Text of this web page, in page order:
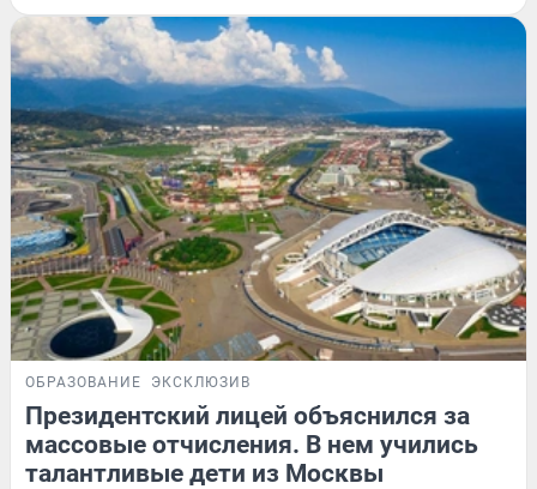
ОБРАЗОВАНИЕ ЭКСКЛЮЗИВ
Президентский лицей объяснился за
массовые отчисления. В нем учились
талантливые дети из Москвы